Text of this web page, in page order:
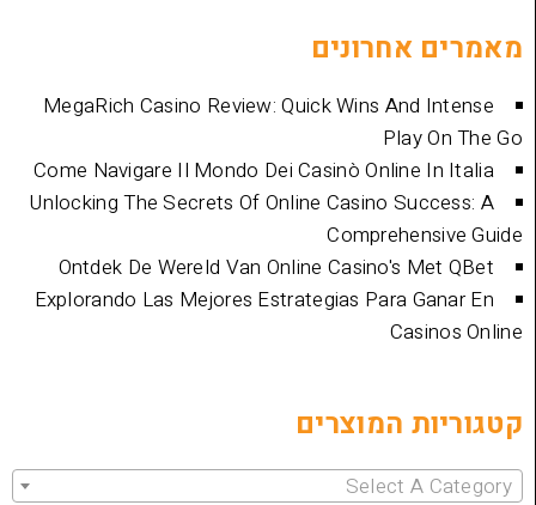
MegaRich Casino Review: Quick Wins
Come Navigare Il Mondo Dei Casinò
Unlocking The Secrets Of Online Casino
Ontdek De Wereld Van Online Casino's
Explorando Las Mejores Estrategias Para
המוצרים
Select